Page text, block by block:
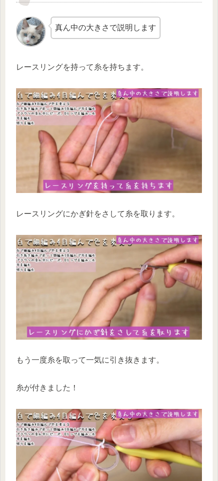
真ん中の大きさで説明します
レースリングを持って糸を持ちます。
レースリングにかぎ針をさして糸を取ります。
もう一度糸を取って一気に引き抜きます。
糸が付きました！